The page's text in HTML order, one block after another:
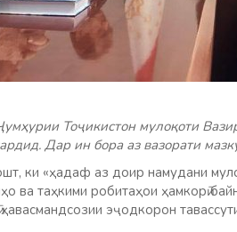
Тоҷикистон мулоқоти
Дар ин бора аз вазорати
ки «ҳадаф аз доир намудани
ва таҳкими робитаҳои ҳамкорӣ
ҳавасмандсозии эҷодкорон